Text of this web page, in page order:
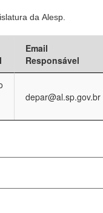
da Alesp.
Email
Responsável
depar@al.sp.gov.br